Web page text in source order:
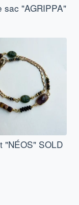
sac "AGRIPPA"
"NÉOS" SOLD